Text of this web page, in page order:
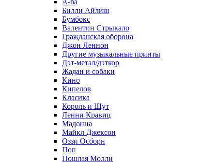
А-ha
Билли Айлиш
Бумбокс
Валентин Стрыкало
Гражданская оборона
Джон Леннон
Другие музыкальные принты
Дэт-метал/дэткор
Жадан и собаки
Кино
Кипелов
Класика
Король и Шут
Ленни Кравиц
Мадонна
Майкл Джексон
Оззи Осборн
Поп
Пошлая Молли